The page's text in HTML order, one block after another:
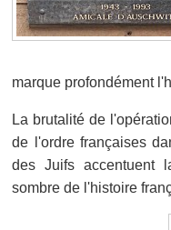
marque profondément
La brutalité de
de l'ordre françaises
des Juifs accentuent
sombre de l'histoire